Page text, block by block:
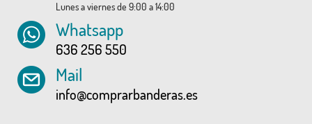
Lunes a viernes de 9:00 a 14:00
Whatsapp
636 256 550
Mail
info@comprarbanderas.es